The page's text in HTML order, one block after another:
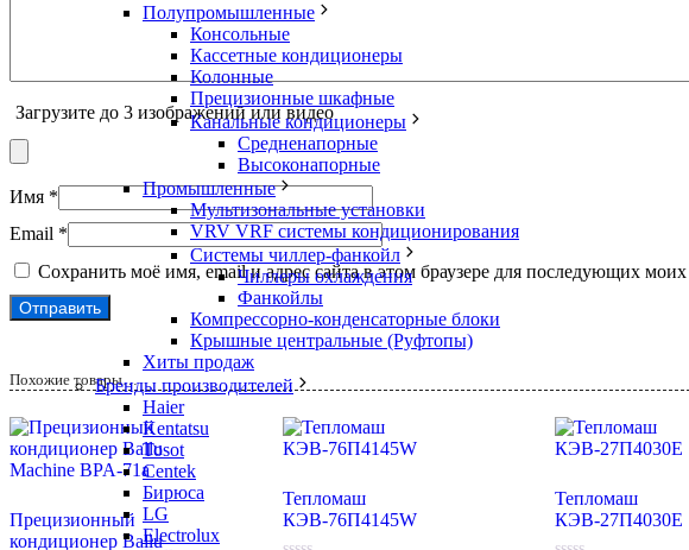
Полупромышленные
Консольные
Кассетные кондиционеры
Колонные
Прецизионные шкафные
Канальные кондиционеры
Средненапорные
Высоконапорные
Промышленные
Мультизональные установки
VRV VRF системы кондиционирования
Системы чиллер-фанкойл
Чиллеры охлаждения
Фанкойлы
Компрессорно-конденсаторные блоки
Крышные центральные (Руфтопы)
Хиты продаж
Бренды производителей
Haier
Kentatsu
Tosot
Centek
Бирюса
LG
Electrolux
Загрузите до 3 изображений или видео
Имя *
Email *
Сохранить моё имя, email и адрес сайта в этом браузере для последующих
Похожие товары…
Прецизионный
кондиционер Ballu
Тепломаш
КЭВ-76П4145W
Тепломаш
КЭВ-27П4030Е